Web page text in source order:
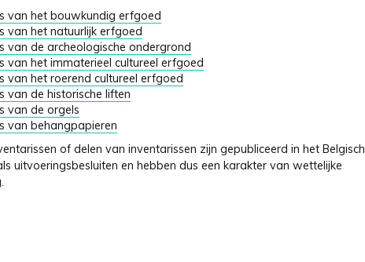
van het bouwkundig erfgoed
van het natuurlijk erfgoed
van de archeologische ondergrond
van het immaterieel cultureel erfgoed
van het roerend cultureel erfgoed
van de historische liften
van de orgels
van behangpapieren
of delen van inventarissen zijn gepubliceerd in het Belgisch
uitvoeringsbesluiten en hebben dus een karakter van wettelijke